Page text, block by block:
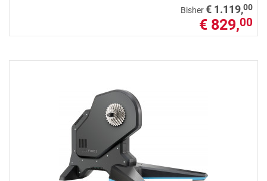
Bisher€ 1.119,00
€ 829,00